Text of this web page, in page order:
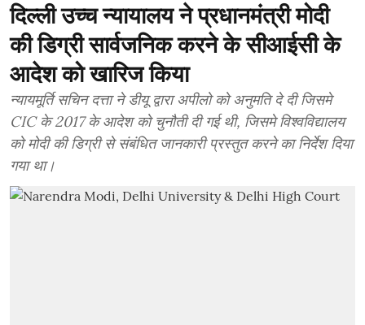
दिल्ली उच्च न्यायालय ने प्रधानमंत्री मोदी
की डिग्री सार्वजनिक करने के सीआईसी के
आदेश को खारिज किया
न्यायमूर्ति सचिन दत्ता ने डीयू द्वारा अपीलो को अनुमति दे दी जिसमे
CIC के 2017 के आदेश को चुनौती दी गई थी, जिसमे विश्वविद्यालय
को मोदी की डिग्री से संबंधित जानकारी प्रस्तुत करने का निर्देश दिया
गया था।